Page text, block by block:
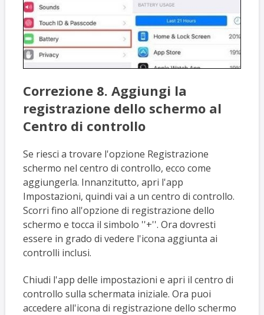
Correzione 8. Aggiungi la
registrazione dello schermo al
Centro di controllo
Se riesci a trovare l'opzione Registrazione
schermo nel centro di controllo, ecco come
aggiungerla. Innanzitutto, apri l'app
Impostazioni, quindi vai a un centro di controllo.
Scorri fino all'opzione di registrazione dello
schermo e tocca il simbolo ''+''. Ora dovresti
essere in grado di vedere l'icona aggiunta ai
controlli inclusi.
Chiudi l'app delle impostazioni e apri il centro di
controllo sulla schermata iniziale. Ora puoi
accedere all'icona di registrazione dello schermo